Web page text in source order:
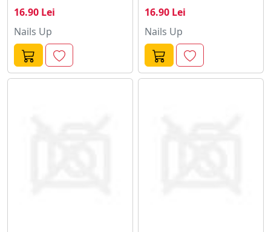
16.90 Lei
Nails Up
16.90 Lei
Nails Up